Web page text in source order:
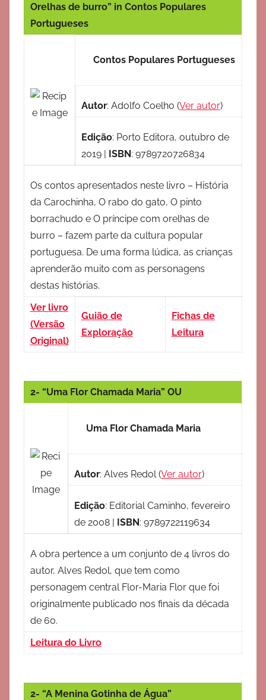
Orelhas de burro” in Contos Populares
Portugueses
Contos Populares Portugueses
Autor: Adolfo Coelho (Ver autor)
Edição: Porto Editora, outubro de
2019 | ISBN: 9789720726834
Os contos apresentados neste livro – História
da Carochinha, O rabo do gato, O pinto
borrachudo e O príncipe com orelhas de
burro – fazem parte da cultura popular
portuguesa. De uma forma lúdica, as crianças
aprenderão muito com as personagens
destas histórias.
Ver livro
(Versão
Original)
Guião de
Exploração
Fichas de
Leitura
2- “Uma Flor Chamada Maria” OU
Uma Flor Chamada Maria
Autor: Alves Redol (Ver autor)
Edição: Editorial Caminho, fevereiro
de 2008 | ISBN: 9789722119634
A obra pertence a um conjunto de 4 livros do
autor, Alves Redol, que tem como
personagem central Flor-Maria Flor que foi
originalmente publicado nos finais da década
de 60.
Leitura do Livro
2- “A Menina Gotinha de Água”